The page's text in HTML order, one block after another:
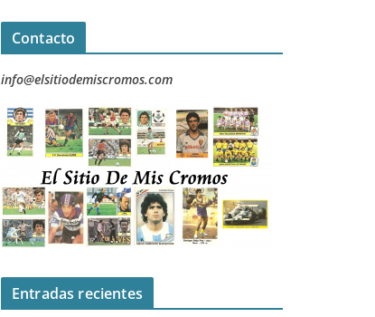
Contacto
info@elsitiodemiscromos.com
Entradas recientes